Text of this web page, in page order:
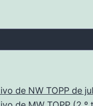
de NW TOPP de